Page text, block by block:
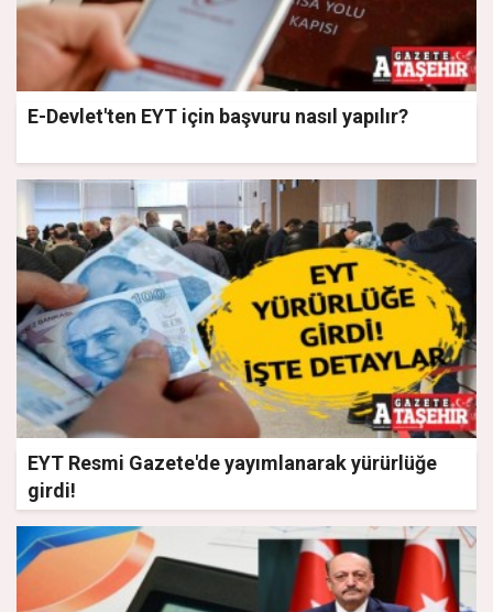
E-Devlet'ten EYT için başvuru nasıl yapılır?
EYT Resmi Gazete'de yayımlanarak yürürlüğe
girdi!